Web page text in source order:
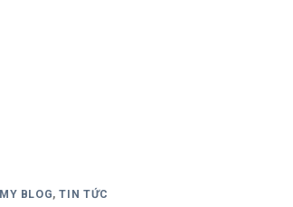
MY BLOG,TIN TỨC